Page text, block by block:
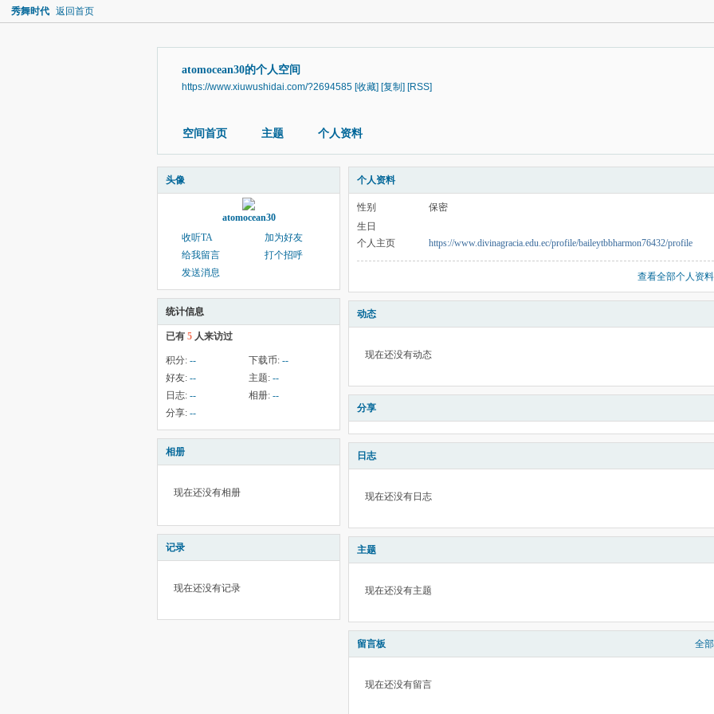
秀舞时代 返回首页
atomocean30的个人空间
https://www.xiuwushidai.com/?2694585 [收藏] [复制] [RSS]
空间首页 主题 个人资料
头像
atomocean30
收听TA
加为好友
给我留言
打个招呼
发送消息
统计信息
已有 5 人来访过
积分: -- 下载币: --
好友: -- 主题: --
日志: -- 相册: --
分享: --
相册
现在还没有相册
记录
现在还没有记录
个人资料
性别
保密
生日
个人主页
https://www.divinagracia.edu.ec/profile/baileytbbharmon76432/profile
查看全部个人资料
动态
现在还没有动态
分享
日志
现在还没有日志
主题
现在还没有主题
留言板 全部
现在还没有留言